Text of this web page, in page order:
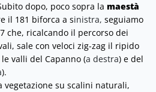
dopo, poco sopra la maestà
il 181 biforca a sinistra, seguiamo
che, ricalcando il percorso dei
sale con veloci zig-zag il ripido
valli del Capanno (a destra) e del
).
vegetazione su scalini naturali,